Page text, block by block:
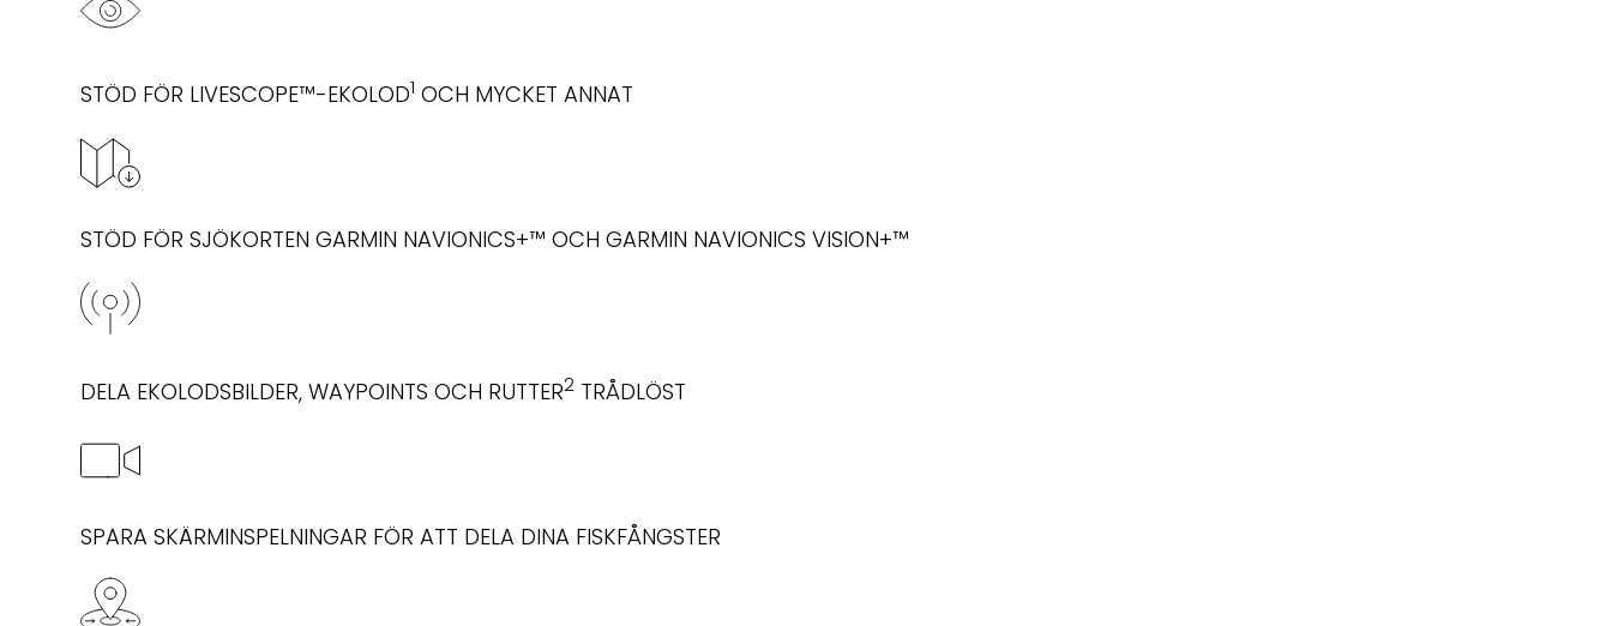
STÖD FÖR LIVESCOPE™-EKOLOD1 OCH MYCKET ANNAT
STÖD FÖR SJÖKORTEN GARMIN NAVIONICS+™ OCH GARMIN NAVIONICS VISION+™
DELA EKOLODSBILDER, WAYPOINTS OCH RUTTER2 TRÅDLÖST
SPARA SKÄRMINSPELNINGAR FÖR ATT DELA DINA FISKFÅNGSTER